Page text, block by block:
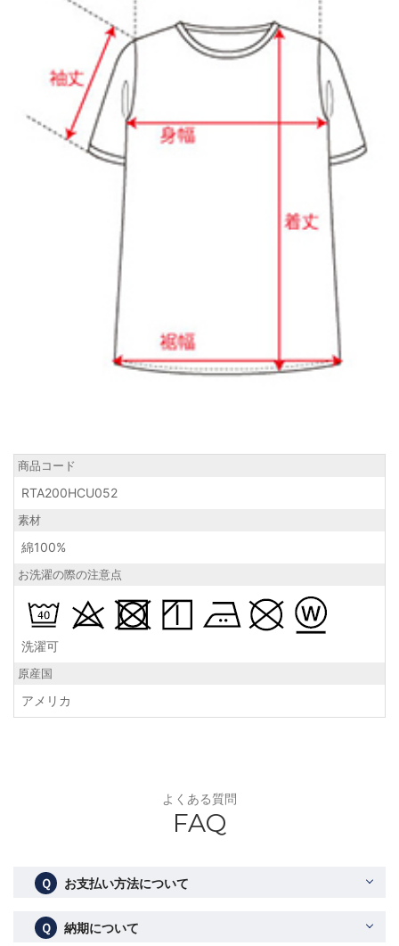
商品コード
RTA200HCU052
素材
綿100%
お洗濯の際の注意点
洗濯可
原産国
アメリカ
よくある質問
FAQ
Ｑ お支払い方法について
Ｑ 納期について